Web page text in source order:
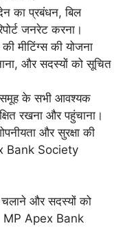
का प्रबंधन, बिल
जनरेट करना।
मीटिंग्स की योजना
और सदस्यों को सूचित
के सभी आवश्यक
रखना और पहुंचाना।
और सुरक्षा की
Bank Society
और सदस्यों को
MP Apex Bank